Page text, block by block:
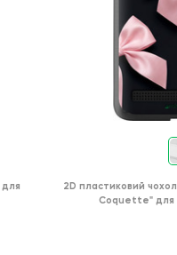
для
2D пластиковий чохол
Coquette" для